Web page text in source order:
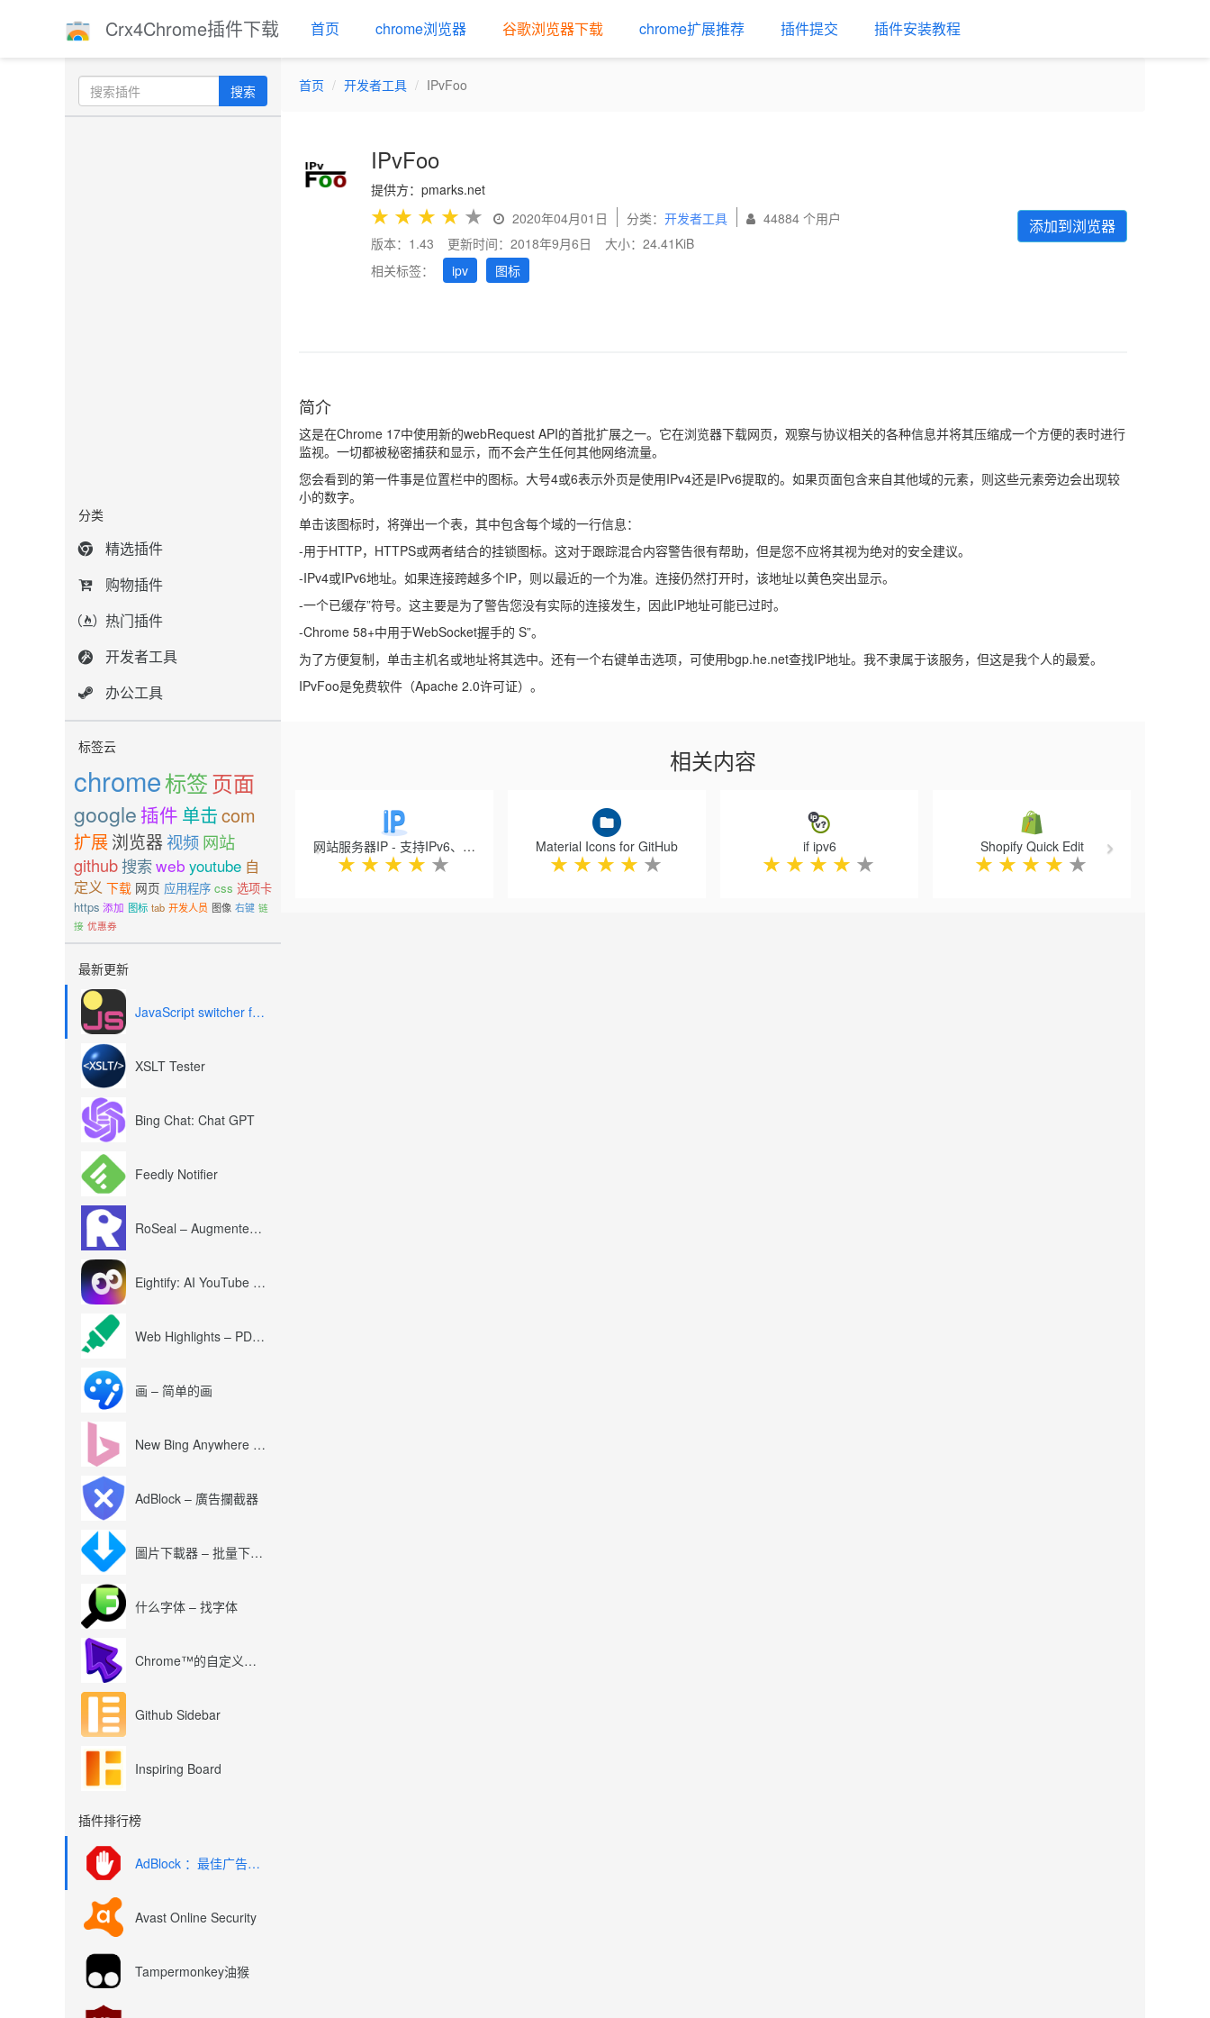
Crx4Chrome插件下载 首页 chrome浏览器 谷歌浏览器下载 chrome扩展推荐 插件提交 插件安装教程
搜索
分类
精选插件
购物插件
热门插件
开发者工具
办公工具
标签云
chrome标签页面
google 插件 单击com
扩展浏览器 视频网站
github搜索web youtube 自
定义 下载 网页 应用程序 css 选项卡
https 添加 图标 tab 开发人员 图像 右键 链
接 优惠券
最新更新
JavaScript switcher for SEO and development
XSLT Tester
Bing Chat: Chat GPT
Feedly Notifier
RoSeal – Augmented Roblox Experience
Eightify: AI YouTube Summary with ChatGPT
Web Highlights – PDF & Web Highlighter
画 – 简单的画
New Bing Anywhere (Bing Chat GPT-4)
AdBlock – 廣告攔截器
圖片下載器 – 批量下載圖片
什么字体 – 找字体
Chrome™的自定义光标
Github Sidebar
Inspiring Board
插件排行榜
AdBlock ：最佳广告拦截工具
Avast Online Security
Tampermonkey油猴
首页 开发者工具 IPvFoo
IPvFoo
提供方：pmarks.net
★ ★ ★ ★ ★ 2020年04月01日 分类： 开发者工具
44884 个用户
版本：1.43
更新时间：2018年9月6日
大小：24.41KiB
相关标签：
ipv 图标
添加到浏览器
简介
这是在Chrome 17中使用新的webRequest API的首批扩展之一。它在浏览器下载网页，观察与协议相关的各种信息并将其压缩成一个方便的表时进行
监视。一切都被秘密捕获和显示，而不会产生任何其他网络流量。
您会看到的第一件事是位置栏中的图标。大号4或6表示外页是使用IPv4还是IPv6提取的。如果页面包含来自其他域的元素，则这些元素旁边会出现较
小的数字。
单击该图标时，将弹出一个表，其中包含每个域的一行信息：
-用于HTTP，HTTPS或两者结合的挂锁图标。这对于跟踪混合内容警告很有帮助，但是您不应将其视为绝对的安全建议。
-IPv4或IPv6地址。如果连接跨越多个IP，则以最近的一个为准。连接仍然打开时，该地址以黄色突出显示。
-一个已缓存”符号。这主要是为了警告您没有实际的连接发生，因此IP地址可能已过时。
-Chrome 58+中用于WebSocket握手的 S”。
为了方便复制，单击主机名或地址将其选中。还有一个右键单击选项，可使用bgp.he.net查找IP地址。我不隶属于该服务，但这是我个人的最爱。
IPvFoo是免费软件（Apache 2.0许可证）。
相关内容
网站服务器IP - 支持IPv6、复制、更换位置、全屏隐藏
★ ★ ★ ★ ★
Material Icons for GitHub
★ ★ ★ ★ ★
if ipv6
★ ★ ★ ★ ★
Shopify Quick Edit
★ ★ ★ ★ ★